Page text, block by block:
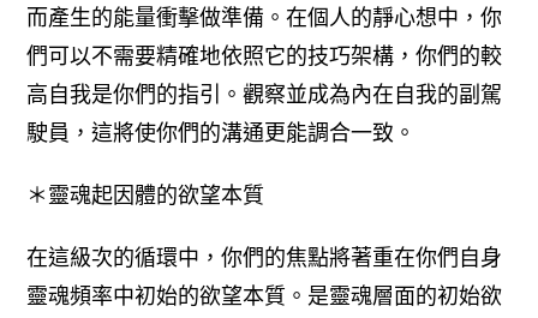
而產生的能量衝擊做準備。在個人的靜心想中，你
們可以不需要精確地依照它的技巧架構，你們的較
高自我是你們的指引。觀察並成為內在自我的副駕
駛員，這將使你們的溝通更能調合一致。
＊靈魂起因體的欲望本質
在這級次的循環中，你們的焦點將著重在你們自身
靈魂頻率中初始的欲望本質。是靈魂層面的初始欲